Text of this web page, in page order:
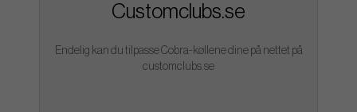
Customclubs.se
Endelig kan du tilpasse Cobra-køllene dine på nettet på
customclubs.se